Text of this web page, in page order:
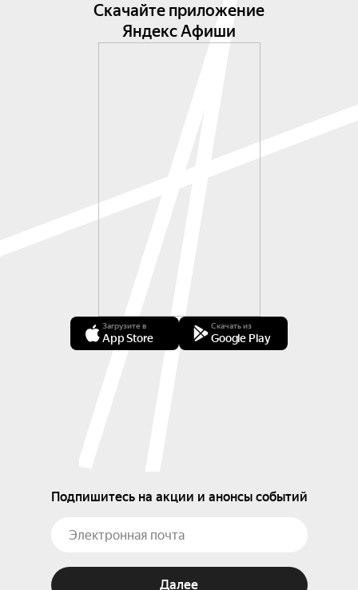
Скачайте приложение
Яндекс Афиши
Загрузите в
App Store
Скачать из
Google Play
Подпишитесь на акции и анонсы событий
Далее